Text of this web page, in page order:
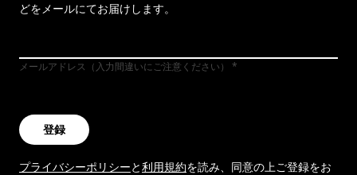
どをメールにてお届けします。
メールアドレス（入力間違いにご注意ください）
登録
プライバシーポリシーと利用規約を読み、同意の上ご登録をお